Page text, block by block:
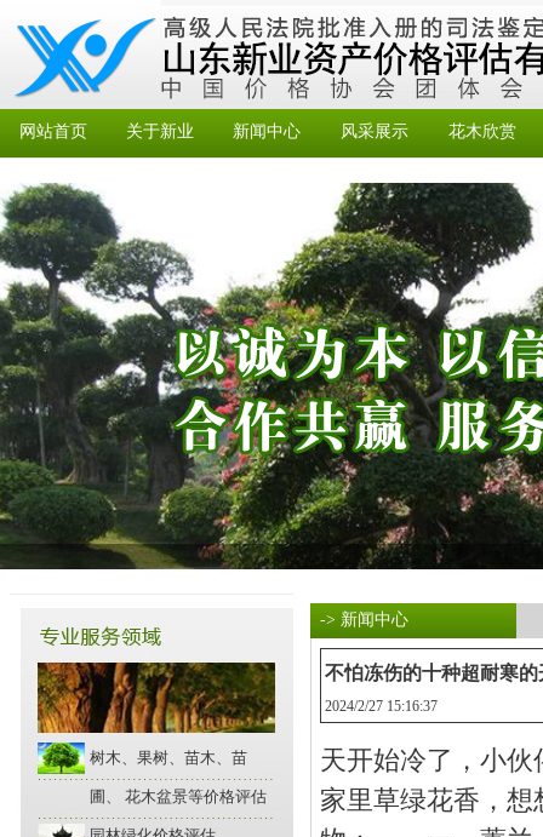
网站首页 关于新业 新闻中心 风采展示 花木欣赏
树木、果树、苗木、苗
圃、 花木盆景等价格评估
-> 新闻中心
不怕冻伤的十种超耐寒的
2024/2/27 15:16:37
天开始冷了，小
家里草绿花香，